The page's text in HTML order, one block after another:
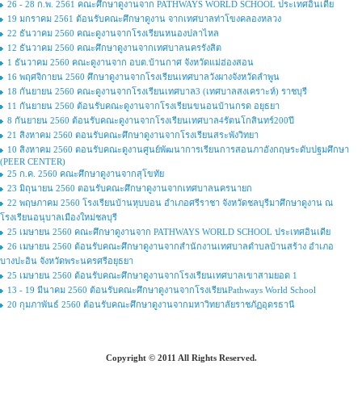
26 - 28 ก.พ. 2561 คณะศึกษาดูงานจาก PATHWAYS WORLD SCHOOL ประเทศอินเดีย
19 มกราคม 2561 ต้อนรับคณะศึกษาดูงาน จากเทศบาลท่าโขงคลองหลวง
22 ธันวาคม 2560 คณะดูงานจากโรงเรียนหนองปลาไหล
12 ธันวาคม 2560 คณะศึกษาดูงานจากเทศบาลนครรังสิต
1 ธันวาคม 2560 คณะดูงานจาก อบต.บ้านกาศ จังหวัดแม่ฮ่องสอน
16 พฤศจิกายน 2560 ศึกษาดูงานจากโรงเรียนเทศบาลวังผางจังหวัดลำพูน
18 กันยายน 2560 คณะดูงานจากโรงเรียนเทศบาล3 (เทศบาลสงเคราะห์) ราชบุรี
11 กันยายน 2560 ต้อนรับคณะดูงานจากโรงเรียนขนอนบ้านกรด อยุธยา
8 กันยายน 2560 ต้อนรับคณะดูงานจากโรงเรียนเทศบาล4รัตนโกสินทร์200ปี
21 สิงหาคม 2560 ตอนรับคณะศึกษาดูงานจากโรงเรียนสระพังวิทยา
10 สิงหาคม 2560 ตอนรับคณะดูงานศูนย์พัฒนาการเรียนการสอนภาอังกฤษระดับปฐมศึกษา
(PEER CENTER)
25 ก.ค. 2560 คณะศึกษาดูงานจากสุโขทัย
23 มิถุนายน 2560 ตอนรับคณะศึกษาดูงานจากเทศบาลนครนายก
22 พฤษภาคม 2560 โรงเรียนบ้านหุบบอน อำเภอศรีราชา จังหวัดชลบุรีมาศึกษาดูงาน ณ
โรงเรียนอนุบาลเมืองใหม่ชลบุรี
25 เมษายน 2560 คณะศึกษาดูงานจาก PATHWAYS WORLD SCHOOL ประเทศอินเดีย
26 เมษายน 2560 ต้อนรับคณะศึกษาดูงานจากสำนักงานเทศบาลตำบลบ้านสร้าง อำเภอ
บางปะอิน จังหวัดพระนครศรีอยุธยา
25 เมษายน 2560 ต้อนรับคณะศึกษาดูงานจากโรงเรียนเทศบาลเขาสามยอด 1
13 - 19 มีนาคม 2560 ต้อนรับคณะศึกษาดูงานจากโรงเรียนPathways World School
20 กุมภาพันธ์ 2560 ต้อนรับคณะศึกษาดูงานจากมหาวิทยาลัยราชภัฏอุดรธานี
Copyright © 2011 All Rights Reserved.